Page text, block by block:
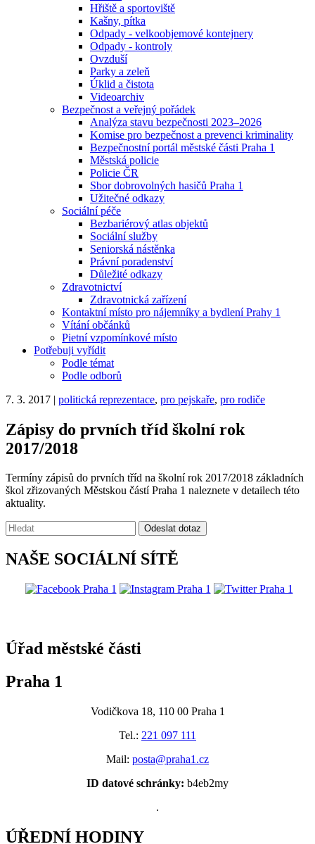
Hřiště a sportoviště
Kašny, pítka
Odpady - velkoobjemové kontejnery
Odpady - kontroly
Ovzduší
Parky a zeleň
Úklid a čistota
Videoarchiv
Bezpečnost a veřejný pořádek
Analýza stavu bezpečnosti 2023–2026
Komise pro bezpečnost a prevenci kriminality
Bezpečnostní portál městské části Praha 1
Městská policie
Policie ČR
Sbor dobrovolných hasičů Praha 1
Užitečné odkazy
Sociální péče
Bezbariérový atlas objektů
Sociální služby
Seniorská nástěnka
Právní poradenství
Důležité odkazy
Zdravotnictví
Zdravotnická zařízení
Kontaktní místo pro nájemníky a bydlení Prahy 1
Vítání občánků
Pietní vzpomínkové místo
Potřebuji vyřídit
Podle témat
Podle odborů
7. 3. 2017 | politická reprezentace, pro pejskaře, pro rodiče
Zápisy do prvních tříd školní rok
2017/2018
Termíny zápisů do prvních tříd na školní rok 2017/2018 základních
škol zřizovaných Městskou částí Praha 1 naleznete v detailech této
aktuality.
Vyhledávání:
Odeslat dotaz
NAŠE SOCIÁLNÍ SÍTĚ
Úřad městské části
Praha 1
Vodičkova 18, 110 00 Praha 1
Tel.: 221 097 111
Mail: posta@praha1.cz
ID datové schránky: b4eb2my
.
ÚŘEDNÍ HODINY